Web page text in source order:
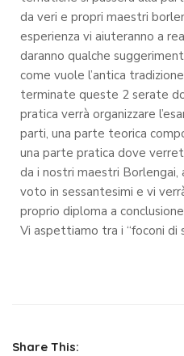
da veri e propri maestri
esperienza vi aiuteranno a
daranno qualche
come vuole l’antica
terminate queste 2 serate
pratica verrà organizzare
parti, una parte teorica
una parte pratica dove
da i nostri maestri Borlengai,
voto in sessantesimi e vi
proprio diploma a
Vi aspettiamo tra i “foconi di
Share This: